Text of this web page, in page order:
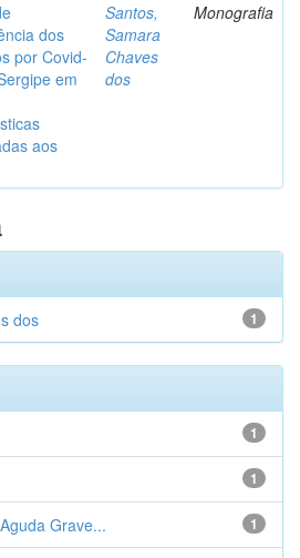
dos
por Covid-
em
aos
Santos,
Samara
Chaves
dos
Monografia
1
dos
1
1
1
Grave...